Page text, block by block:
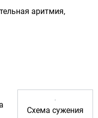
аритмия,
Схема сужения